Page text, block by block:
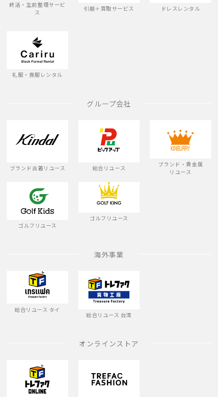
終活・生前整理サービ
ス
引越＋買取サービス ドレスレンタル
礼服・喪服レンタル
グループ会社
ブランド古着リユース 総合リユース
ブランド・貴金属
リユース
ゴルフリユース
ゴルフリユース
海外事業
総合リユース タイ
総合リユース 台湾
オンラインストア